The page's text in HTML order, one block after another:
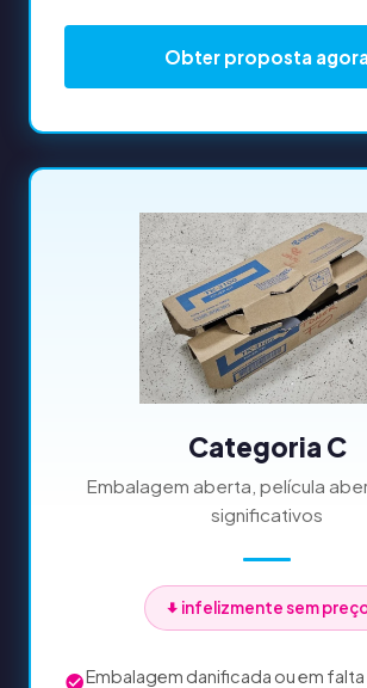
Obter proposta agora
Categoria C
Embalagem aberta, película
significativos
infelizmente sem
Embalagem danificada ou em falta